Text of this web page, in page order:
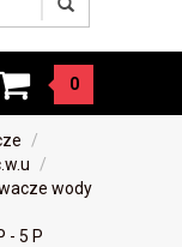
0
wody
- 5 P